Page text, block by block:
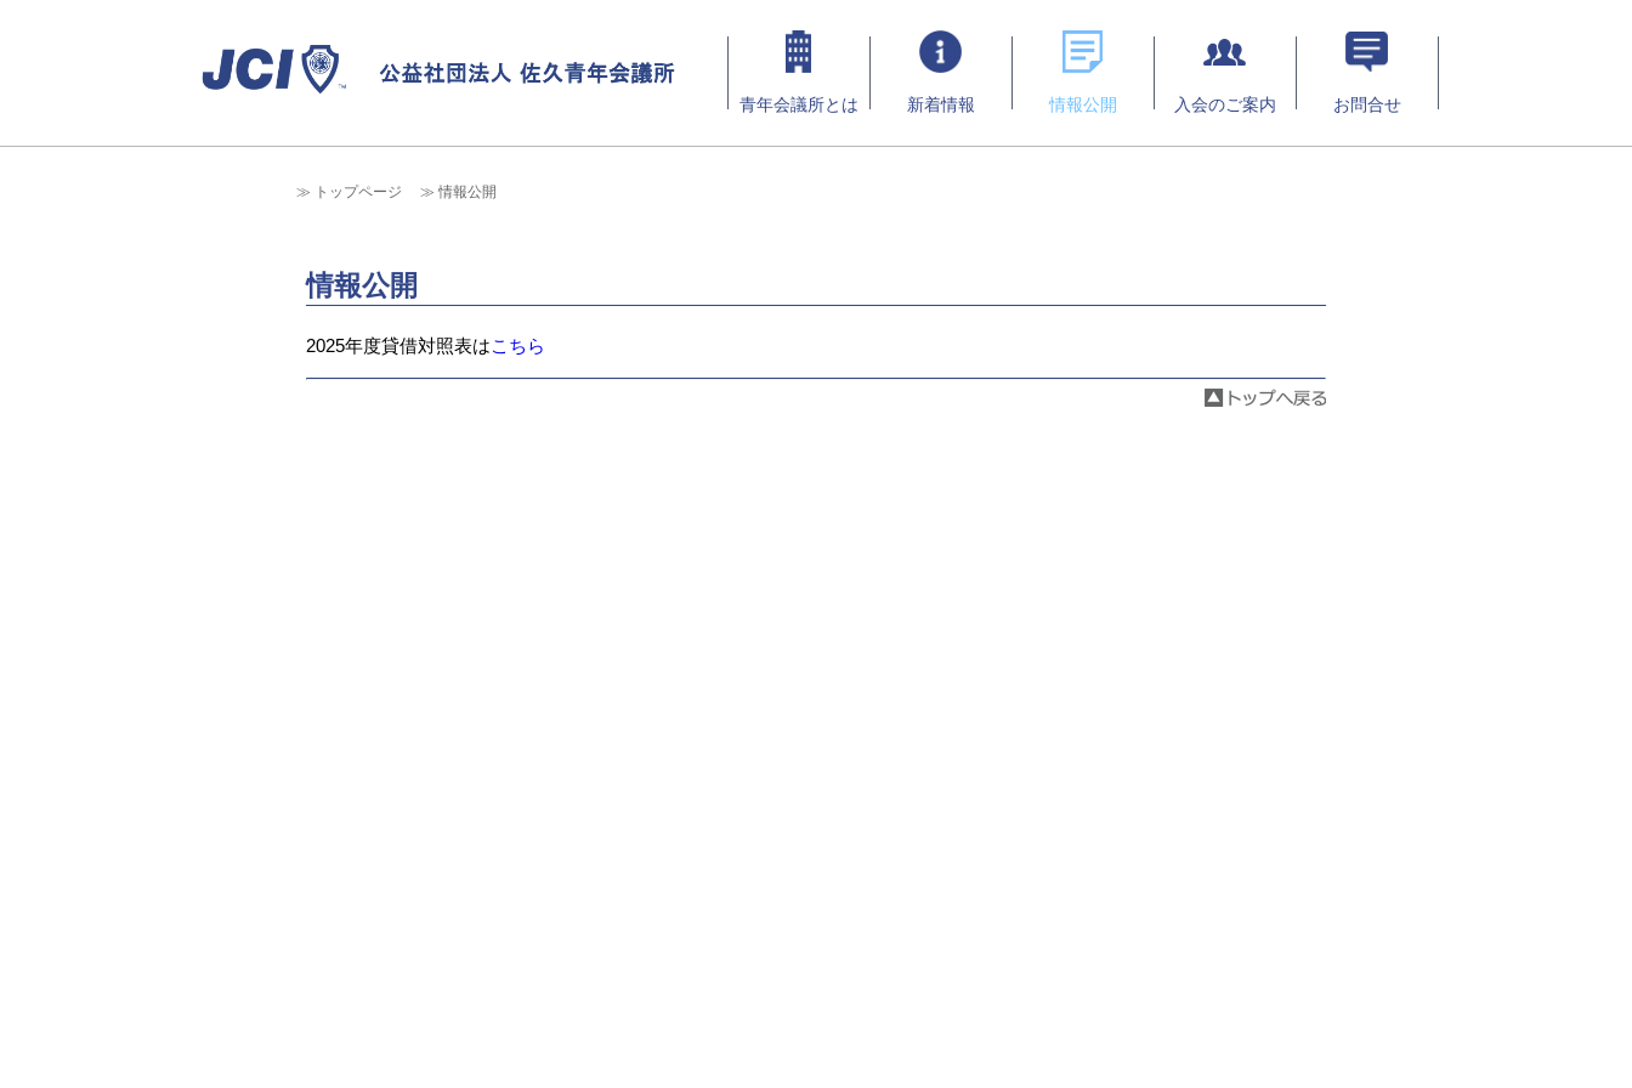
青年会議所とは 新着情報 情報公開 入会のご案内 お問合せ
トップページ 情報公開
情報公開
2025年度貸借対照表はこちら